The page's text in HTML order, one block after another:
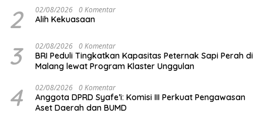
2 02/08/2026 0 Komentar
Alih Kekuasaan
3 02/08/2026 0 Komentar
BRI Peduli Tingkatkan Kapasitas Peternak Sapi Perah di
Malang lewat Program Klaster Unggulan
4 02/08/2026 0 Komentar
Anggota DPRD Syafe’i: Komisi III Perkuat Pengawasan
Aset Daerah dan BUMD